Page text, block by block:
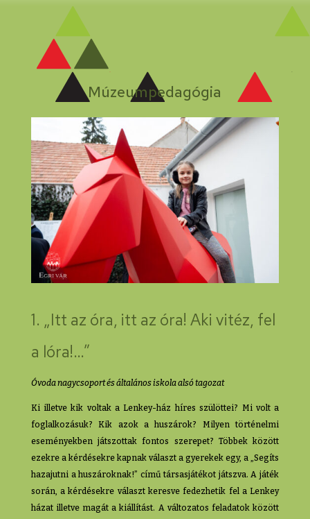
Múzeumpedagógia
1. „Itt az óra, itt az óra! Aki vitéz, fel
a lóra!…”
Óvoda nagycsoport és általános iskola alsó tagozat
Ki illetve kik voltak a Lenkey-ház híres szülöttei? Mi volt a
foglalkozásuk? Kik azok a huszárok? Milyen történelmi
eseményekben játszottak fontos szerepet? Többek között
ezekre a kérdésekre kapnak választ a gyerekek egy, a „Segíts
hazajutni a huszároknak!” című társasjátékot játszva. A játék
során, a kérdésekre választ keresve fedezhetik fel a Lenkey
házat illetve magát a kiállítást. A változatos feladatok között